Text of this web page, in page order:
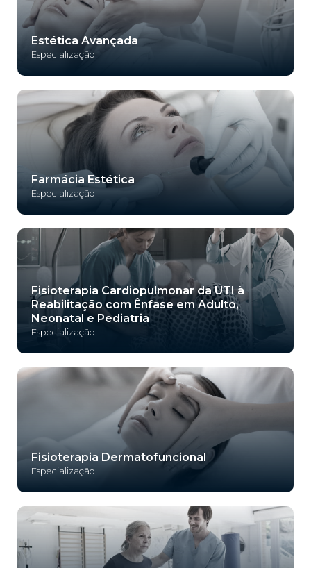
Estética Avançada
Especialização
Farmácia Estética
Especialização
Fisioterapia Cardiopulmonar da UTI à
Reabilitação com Ênfase em Adulto,
Neonatal e Pediatria
Especialização
Fisioterapia Dermatofuncional
Especialização